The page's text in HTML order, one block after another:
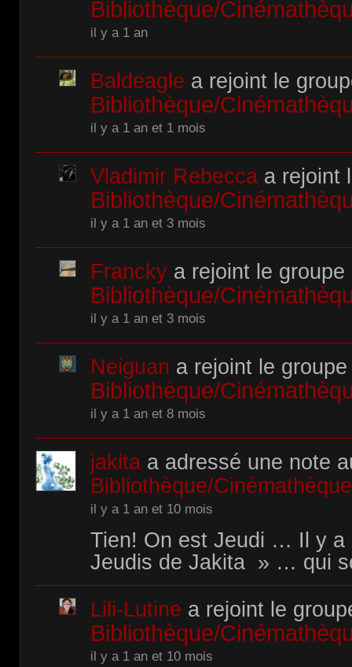
Bibliothèque/
il y a 1 an
Baldeagle a rejoint le
Bibliothèque/
il y a 1 an et 1 mois
Vladimir Rebeccaa rejoint
Bibliothèque/
il y a 1 an et 3 mois
Franckya rejoint le groupe
Bibliothèque/
il y a 1 an et 3 mois
Neiguan a rejoint le groupe
Bibliothèque/
il y a 1 an et 8 mois
jakitaa adressé une note
Bibliothèque/
il y a 1 an et 10 mois
Tien! On est Jeudi … Il y a
Jeudis de Jakita » … qui
Lili-Lutine a rejoint le
Bibliothèque/
il y a 1 an et 10 mois